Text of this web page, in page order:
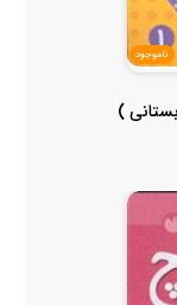
ناموجود